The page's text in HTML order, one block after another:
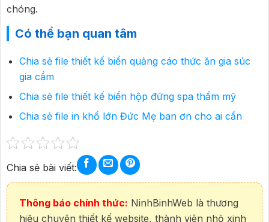
chóng.
Có thể bạn quan tâm
Chia sẻ file thiết kế biển quảng cáo thức ăn gia súc
gia cầm
Chia sẻ file thiết kế biển hộp đứng spa thẩm mỹ
Chia sẻ file in khổ lớn Đức Mẹ ban ơn cho ai cần
Chia sẻ bài viết:
Thông báo chính thức: NinhBinhWeb là thương
hiệu chuyên thiết kế website, thành viên nhỏ xinh